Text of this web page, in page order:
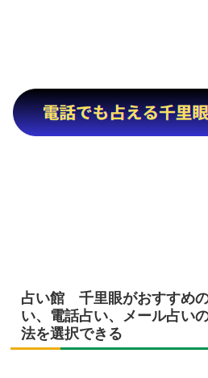
占い館 千里眼がおすすめ
い、電話占い、メール占い
法を選択できる